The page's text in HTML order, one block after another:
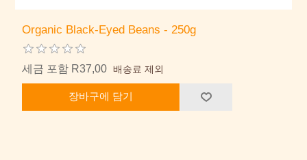
Organic Black-Eyed Beans - 250g
세금 포함 R37,00 배송료 제외
장바구에 담기